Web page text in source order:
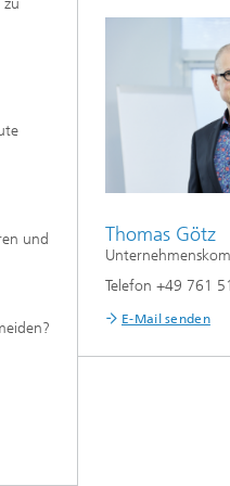
Anwendungsfeld
und
Thomas Götz
Telefon +49 761
E-Mail senden